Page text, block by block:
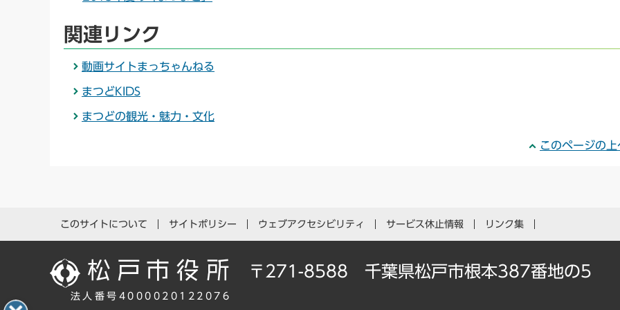
関連リンク
動画サイトまっちゃんねる
まつどKIDS
まつどの観光・魅力・文化
このページの上
このサイトについて サイトポリシー ウェブアクセシビリティ サービス休止情報 リンク集
法人番号4000020122076
〒271-8588 千葉県松戸市根本387番地の5